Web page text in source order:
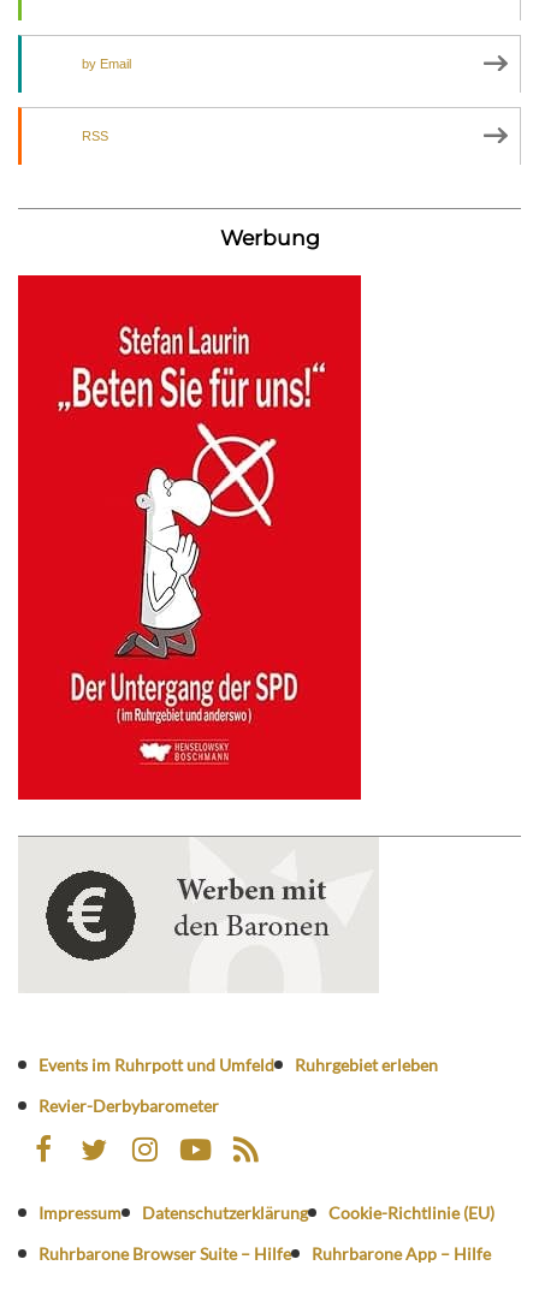
by Email
RSS
Werbung
Events im Ruhrpott und Umfeld
Ruhrgebiet erleben
Revier-Derbybarometer
Impressum Datenschutzerklärung
Cookie-Richtlinie (EU)
Ruhrbarone Browser Suite – Hilfe
Ruhrbarone App – Hilfe